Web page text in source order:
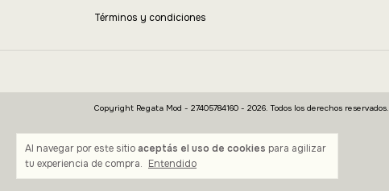
Al navegar por este sitioaceptás el uso de cookies para agilizar
tu experiencia de compra. Entendido
Términos y condiciones
Copyright Regata Mod - 27405784160 - 2026. Todos los derechos reservados.